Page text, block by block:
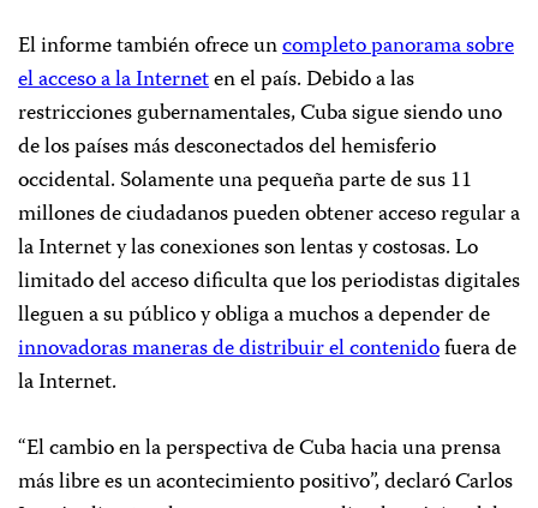
El informe también ofrece uncompleto panorama sobre
el acceso a la Interneten el país. Debido a las
restricciones gubernamentales, Cuba sigue siendo uno
de los países más desconectados del hemisferio
occidental. Solamente una pequeña parte de sus 11
millones de ciudadanos pueden obtener acceso regular a
la Internet y las conexiones son lentas y costosas. Lo
limitado del acceso dificulta que los periodistas digitales
lleguen a su público y obliga a muchos a depender de
innovadoras maneras de distribuir el contenidofuera de
la Internet.
“El cambio en la perspectiva de Cuba hacia una prensa
más libre es un acontecimiento positivo”, declaró Carlos